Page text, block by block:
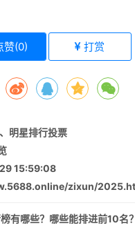
赞(0) 打赏
、 明星排行投票
15:59:08
zixun/
有哪些？哪些能排进前10名？